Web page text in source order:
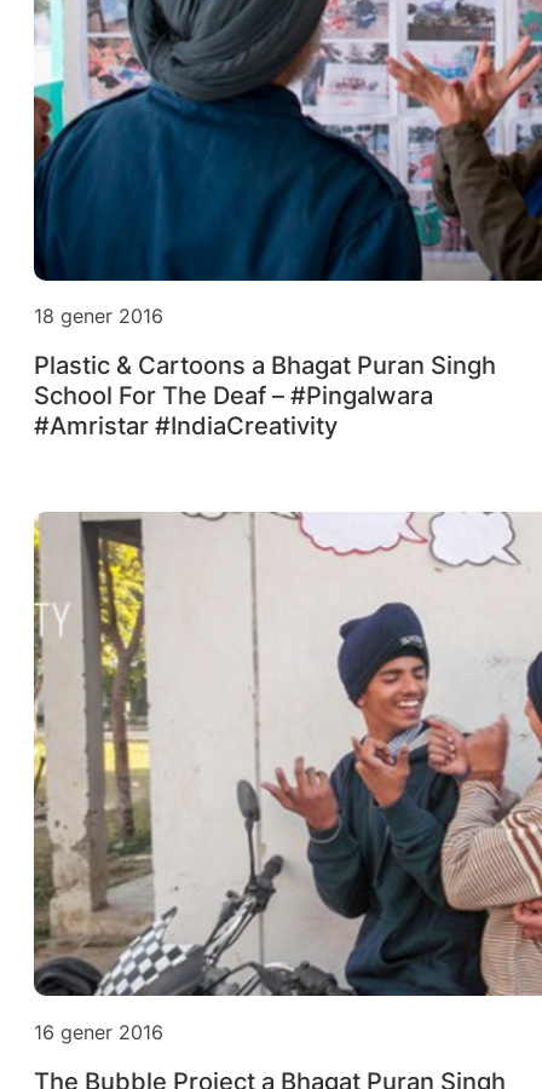
18 gener 2016
Plastic & Cartoons a Bhagat Puran Singh
School For The Deaf – #Pingalwara
#Amristar #IndiaCreativity
16 gener 2016
The Bubble Project a Bhagat Puran Singh